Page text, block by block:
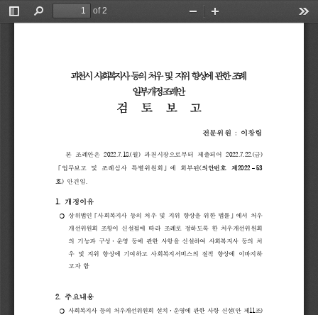
Toggle
Find
of 2
Zoom
과천시 사회복지사 등의 처우 및 지위 향상에 관한 조례
일부개정조례안
검 토 보 고
전문위원 : 이창림
본 조례안은 2022.7.18.(월) 과천시장으로부터 제출되어 2022.7.22.(금)
「 업무보고 및 조례심사 특별위원회 」 에 회부된(의안번호 제2022 – 53
호) 안건임
1. 개정이유
❍ 상위법인 「사회복지사 등의 처우 및 지위 향상을 위한 법률」 에서
처우
개선위원회 조항이 신설됨에 따라 조례로 정하도록 한 처우개선위원회
의 기능과 구성 · 운영 등에 관한 사항을 신설하여 사회복지사 등의 처
우 및 지위 향상에 기여하고 사회복지서비스의 질적 향상에
이바지하
고자 함
2. 주요내용
❍ 사회복지사 등의 처우개선위원회 설치 · 운영에 관한 사항 신설(안 제 11 조)